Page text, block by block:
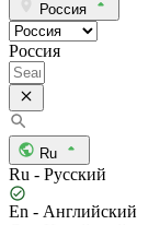
Россия
Россия
Ru
Ru - Русский
En - Английский